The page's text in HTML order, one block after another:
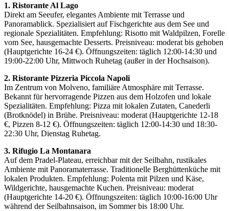
1. Ristorante Al Lago
Direkt am Seeufer, elegantes Ambiente mit Terrasse und
Panoramablick. Spezialisiert auf Fischgerichte aus dem See und
regionale Spezialitäten. Empfehlung: Risotto mit Waldpilzen, Forelle
vom See, hausgemachte Desserts. Preisniveau: moderat bis gehoben
(Hauptgerichte 16-24 €). Öffnungszeiten: täglich 12:00-14:30 und
19:00-22:00 Uhr, Mittwoch Ruhetag (außer in der Hochsaison).
2. Ristorante Pizzeria Piccola Napoli
Im Zentrum von Molveno, familiäre Atmosphäre mit Terrasse.
Bekannt für hervorragende Pizzen aus dem Holzofen und lokale
Spezialitäten. Empfehlung: Pizza mit lokalen Zutaten, Canederli
(Brotknödel) in Brühe. Preisniveau: moderat (Hauptgerichte 12-18
€, Pizzen 8-12 €). Öffnungszeiten: täglich 12:00-14:30 und 18:30-
22:30 Uhr, Dienstag Ruhetag.
3. Rifugio La Montanara
Auf dem Pradel-Plateau, erreichbar mit der Seilbahn, rustikales
Ambiente mit Panoramaterrasse. Traditionelle Berghüttenküche mit
lokalen Produkten. Empfehlung: Polenta mit Pilzen und Käse,
Wildgerichte, hausgemachte Kuchen. Preisniveau: moderat
(Hauptgerichte 14-20 €). Öffnungszeiten: täglich 10:00-16:00 Uhr
während der Seilbahnsaison, im Sommer bis 18:00 Uhr.